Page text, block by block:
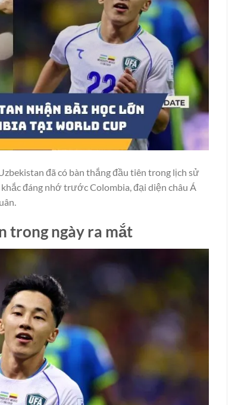
đã có bàn thắng đầu tiên trong lịch sử
đáng nhớ trước Colombia, đại diện châu Á
trong ngày ra mắt